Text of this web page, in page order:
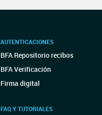
AUTENTICACIONES
BFA Repositorio recibos
BFA Verificación
Firma digital
FAQ Y TUTORIALES